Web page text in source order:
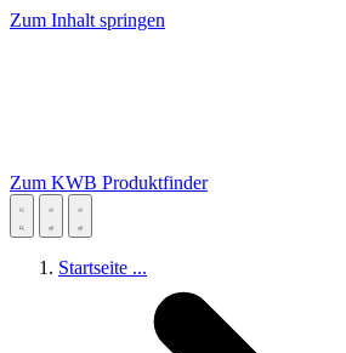
Zum Inhalt springen
Zum KWB Produktfinder
Startseite ...